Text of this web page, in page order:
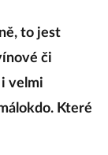
to jest
či
velmi
Které